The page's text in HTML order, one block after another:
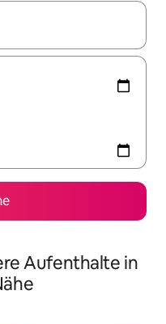
navigiere mit den
Aufenthalte in